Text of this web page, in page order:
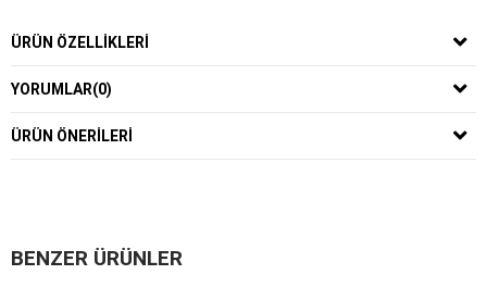
ÜRÜN ÖZELLIKLERI
YORUMLAR(0)
ÜRÜN ÖNERILERI
BENZER ÜRÜNLER